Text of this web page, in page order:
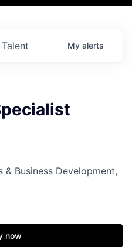
Talent My alerts
& Business Development,
now